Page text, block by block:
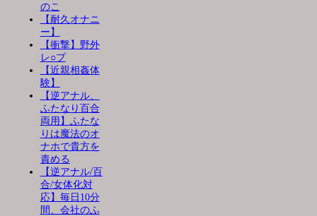
のこ
【耐久オナニ
ー】
【衝撃】野外
レ○プ
【近親相姦体
験】
【逆アナル、
ふたなり百合
両用】ふたな
りは魔法のオ
ナホで貴方を
責める
【逆アナル/百
合/女体化対
応】毎日10分
間、会社のふ